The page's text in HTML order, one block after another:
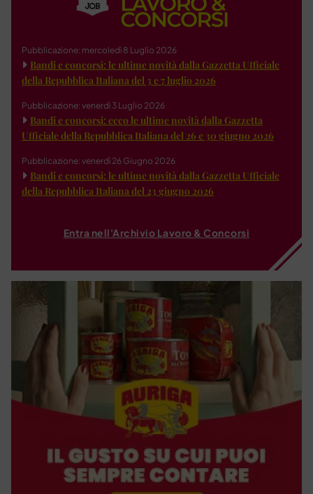
Pubblicazione: mercoledì 8 Luglio 2026
Bandi e concorsi: le ultime novità dalla Gazzetta Ufficiale
della Repubblica Italiana del 3 e 7 luglio 2026
Pubblicazione: venerdì 3 Luglio 2026
Bandi e concorsi: ecco le ultime novità dalla Gazzetta
Ufficiale della Repubblica Italiana del 26 e 30 giugno 2026
Pubblicazione: venerdì 26 Giugno 2026
Bandi e concorsi: le ultime novità dalla Gazzetta Ufficiale
della Repubblica Italiana del 23 giugno 2026
Entra nell'Archivio Lavoro & Concorsi